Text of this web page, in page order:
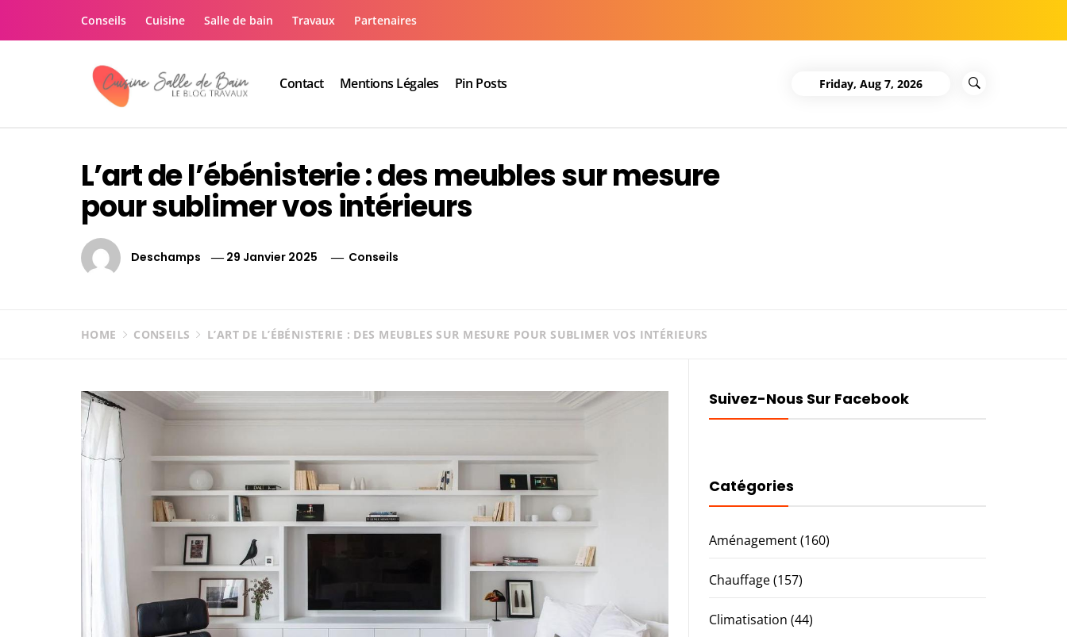
Conseils Cuisine Salle de bain Travaux Partenaires
Contact Mentions Légales Pin Posts Friday, Aug 7, 2026
L’art de l’ébénisterie : des meubles sur mesure
pour sublimer vos intérieurs
Deschamps 29 Janvier 2025 Conseils
HOME CONSEILS L’ART DE L’ÉBÉNISTERIE : DES MEUBLES SUR MESURE POUR SUBLIMER VOS INTÉRIEURS
Suivez-Nous Sur Facebook
Catégories
Aménagement(160)
Chauffage(157)
Climatisation (44)